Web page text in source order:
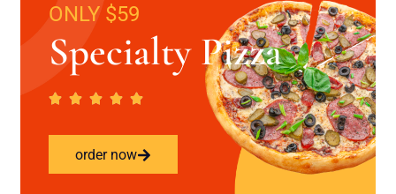
ONLY $59
Specialty Pizza
order now